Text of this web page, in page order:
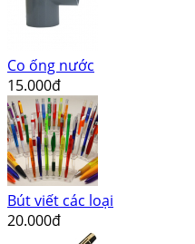
Co ống nước
15.000đ
Bút viết các loại
20.000đ